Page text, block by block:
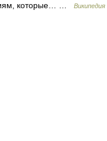
которые… …
Википедия